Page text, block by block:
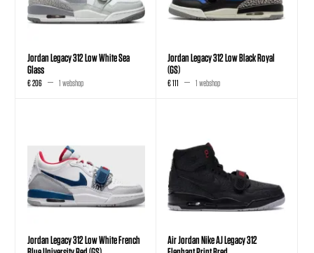
Jordan Legacy 312 Low White Sea
Glass
€ 206 1 webshop
Jordan Legacy 312 Low Black Royal
(GS)
€ 111 1 webshop
Jordan Legacy 312 Low White French
Air Jordan Nike AJ Legacy 312